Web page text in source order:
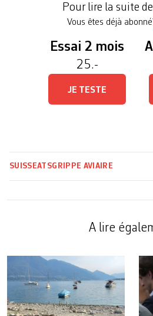
mardi devant les […]
Pour lire la suite
Vous êtes déjà
Essai 2 mois
25.-
JE TESTE
SUISSEATSGRIPPE AVIAIRE
A lire